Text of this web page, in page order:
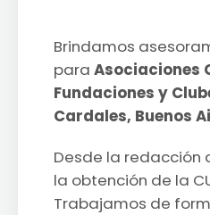
Brindamos
para Asociaciones
Fundaciones y
Cardales, Buenos
Desde la
la obtención de la
Trabajamos de